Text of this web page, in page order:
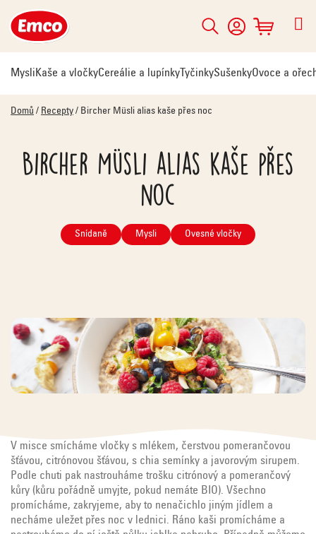
na
obsah
Hledat
NÁKUPNÍ
KOŠÍK
MysliKaše a vločkyCereálie a lupínky TyčinkySušenkyOvoce a
Domů / Recepty / Bircher Müsli alias kaše přes noc
Bircher Müsli alias kaše přes
noc
Snídaně Mysli Ovesné vločky
V misce smícháme vločky s mlékem, čerstvou pomerančovou
šťávou, citrónovou šťávou, s chia semínky a javorovým sirupem.
Podle chuti pak nastrouháme trošku citrónový a pomerančový
kůry (kůru pořádně umyjte, pokud nemáte BIO). Všechno
promícháme, zakryjeme, aby to nenačichlo jiným jídlem a
necháme uležet přes noc v lednici. Ráno kaši promícháme a